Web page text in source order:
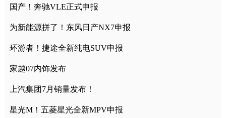
国产！奔驰VLE正式申报
为新能源拼了！东风日产NX7申报
环游者！捷途全新纯电SUV申报
家越07内饰发布
上汽集团7月销量发布！
星光M！五菱星光全新MPV申报